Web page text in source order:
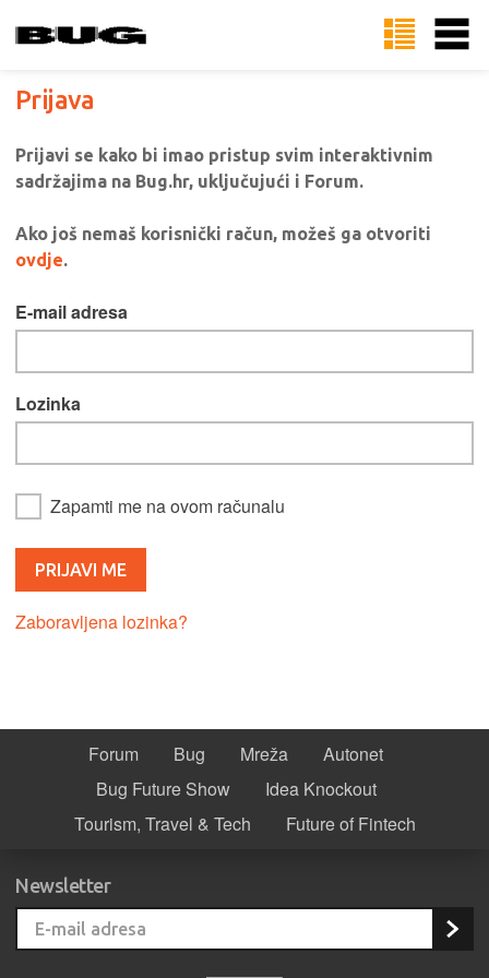
Prijava
Prijavi se kako bi imao pristup svim interaktivnim
sadržajima na Bug.hr, uključujući i Forum.
Ako još nemaš korisnički račun, možeš ga otvoriti
ovdje.
E-mail adresa
Lozinka
Zapamti me na ovom računalu
Zaboravljena lozinka?
Forum Bug Mreža
Autonet
Bug Future Show
Idea Knockout
Tourism, Travel & Tech
Future of Fintech
Newsletter